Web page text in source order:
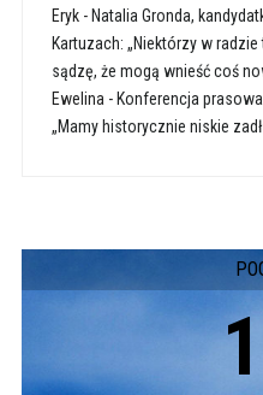
Eryk- Natalia Gronda,
Kartuzach: „Niektórzy w
sądzę, że mogą wnieść coś
Ewelina - Konferencja
„Mamy historycznie niskie